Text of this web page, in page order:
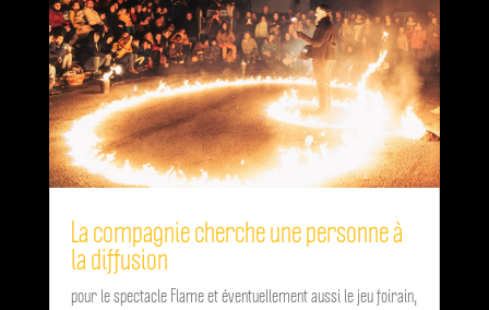
La compagnie cherche une personne à
la diffusion
pour le spectacle Flame et éventuellement aussi le jeu foirain,